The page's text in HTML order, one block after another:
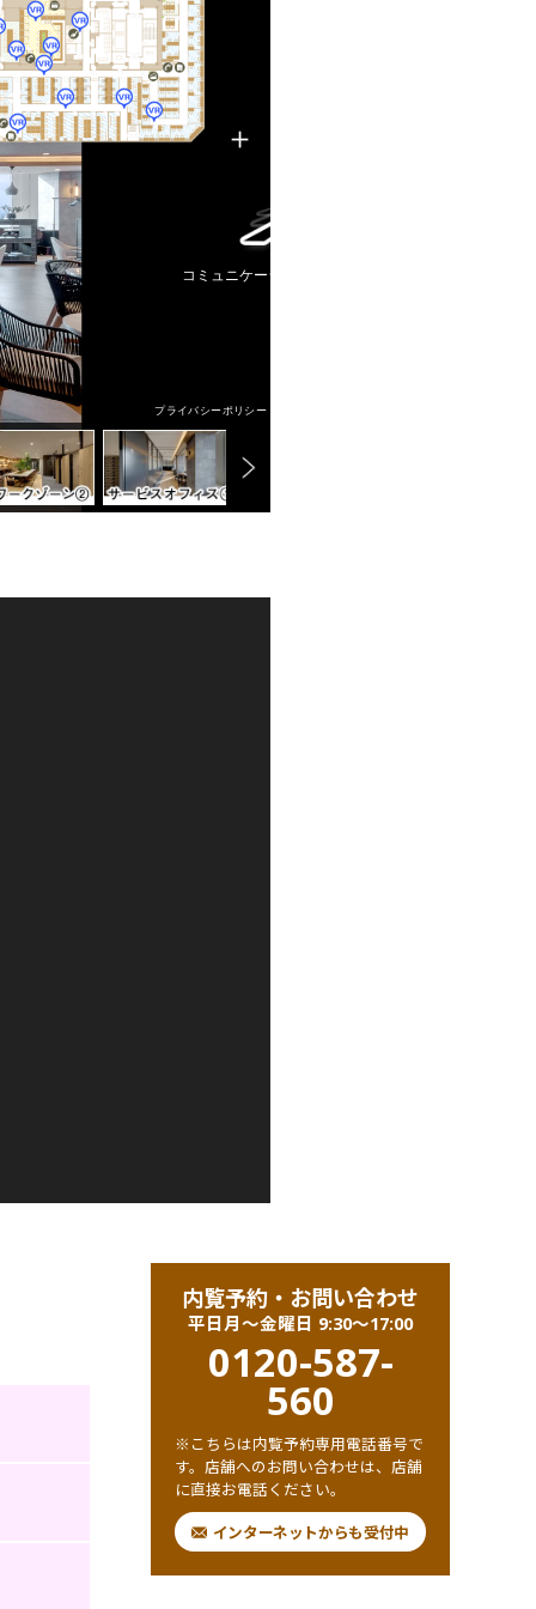
内覧予約・お問い合わせ
平日月〜金曜日 9:30〜17:00
0120-587-
560
※こちらは内覧予約専用電話番号で
す。店舗へのお問い合わせは、店舗
に直接お電話ください。
インターネットからも受付中